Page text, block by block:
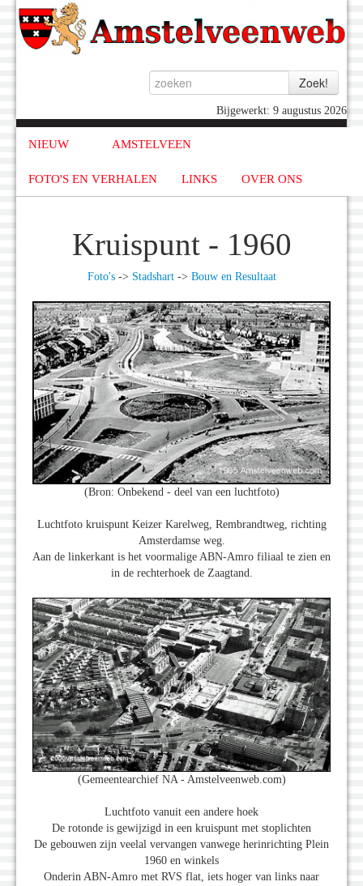
Bijgewerkt: 9 augustus 2026
NIEUW AMSTELVEEN
FOTO'S EN VERHALEN LINKS OVER ONS
Kruispunt - 1960
Foto's-> Stadshart-> Bouw en Resultaat
(Bron: Onbekend - deel van een luchtfoto)
Luchtfoto kruispunt Keizer Karelweg, Rembrandtweg, richting
Amsterdamse weg.
Aan de linkerkant is het voormalige ABN-Amro filiaal te zien en
in de rechterhoek de Zaagtand.
(Gemeentearchief NA - Amstelveenweb.com)
Luchtfoto vanuit een andere hoek
De rotonde is gewijzigd in een kruispunt met stoplichten
De gebouwen zijn veelal vervangen vanwege herinrichting Plein
1960 en winkels
Onderin ABN-Amro met RVS flat, iets hoger van links naar